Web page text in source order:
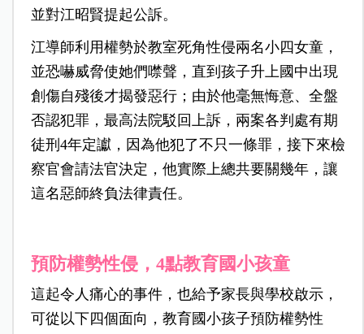
並對江昭賢提起公訴。
江導師利用權勢於教室死角性侵兩名小四女童，
並恐嚇威脅使她們噤聲，直到孩子升上國中出現
創傷自殘後才揭發惡行；由於他毫無悔意、全盤
否認犯罪，最高法院駁回上訴，兩案各判處有期
徒刑4年定讞，因為他犯了不只一條罪，接下來檢
察官會請法官決定，他實際上總共要關幾年，讓
這名惡師終負法律責任。
預防權勢性侵，4點教育國小孩童
這起令人痛心的事件，也給予家長與學校啟示，
可從以下四個面向，教育國小孩子預防權勢性